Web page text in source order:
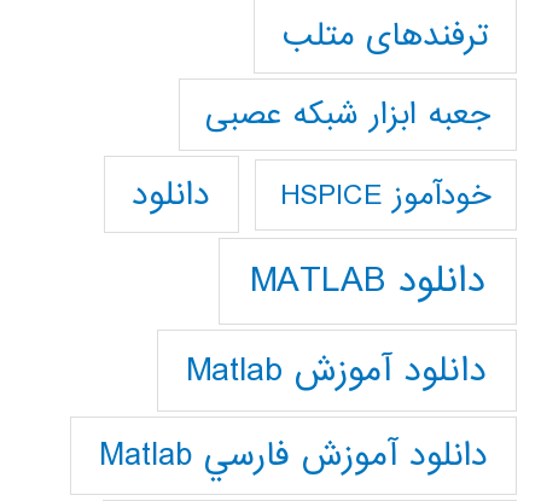
ترفندهای متلب
جعبه ابزار شبکه عصبی
خودآموز HSPICE دانلود
دانلود MATLAB
دانلود آموزش Matlab
دانلود آموزش فارسي Matlab